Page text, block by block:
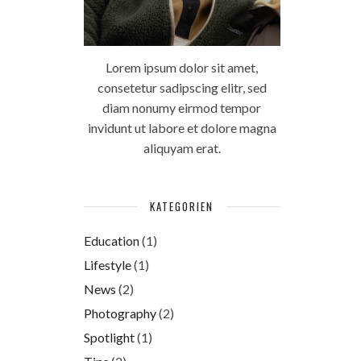
Lorem ipsum dolor sit amet,
consetetur sadipscing elitr, sed
diam nonumy eirmod tempor
invidunt ut labore et dolore magna
aliquyam erat.
KATEGORIEN
Education(1)
Lifestyle(1)
News (2)
Photography(2)
Spotlight(1)